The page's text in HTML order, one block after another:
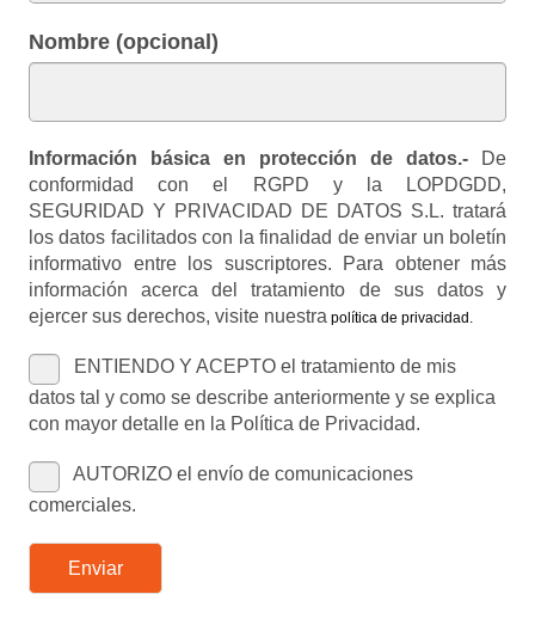
Nombre (opcional)
Información básica en protección de datos.- De
conformidad con el RGPD y la LOPDGDD,
SEGURIDAD Y PRIVACIDAD DE DATOS S.L. tratará
los datos facilitados con la finalidad de enviar un boletín
informativo entre los suscriptores. Para obtener más
información acerca del tratamiento de sus datos y
ejercer sus derechos, visite nuestra política de privacidad .
ENTIENDO Y ACEPTO el tratamiento de mis
datos tal y como se describe anteriormente y se explica
con mayor detalle en la Política de Privacidad.
AUTORIZO el envío de comunicaciones
comerciales.
Enviar